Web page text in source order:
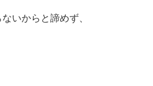
いからと諦めず、